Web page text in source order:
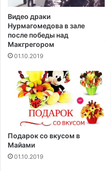
с
т
и
л
м
а
р
м
г
о
д
о
ж
д
Видео драки
Нурмагомедова в зале
после победы над
Макгрегором‍
01.10.2019
Подарок со вкусом в
Майами
01.10.2019